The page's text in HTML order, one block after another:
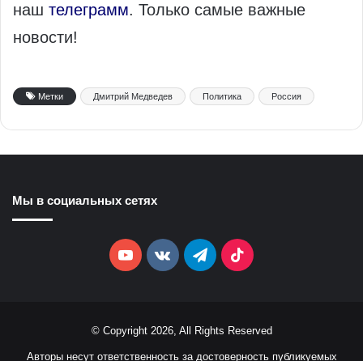
наш телеграмм. Только самые важные
новости!
Метки Дмитрий Медведев Политика Россия
Мы в социальных сетях
YouTubevk.comTelegramTikTok
© Copyright 2026, All Rights Reserved
Авторы несут ответственность за достоверность публикуемых